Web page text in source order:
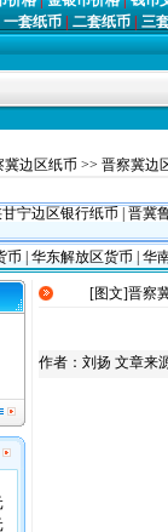
一套纸币 | 二套纸币 | 三
冀边区纸币 >> 晋察冀边
宁边区银行纸币 |晋冀
币 |华东解放区货币 |华
[图文]晋察
作者： 刘扬 文章来